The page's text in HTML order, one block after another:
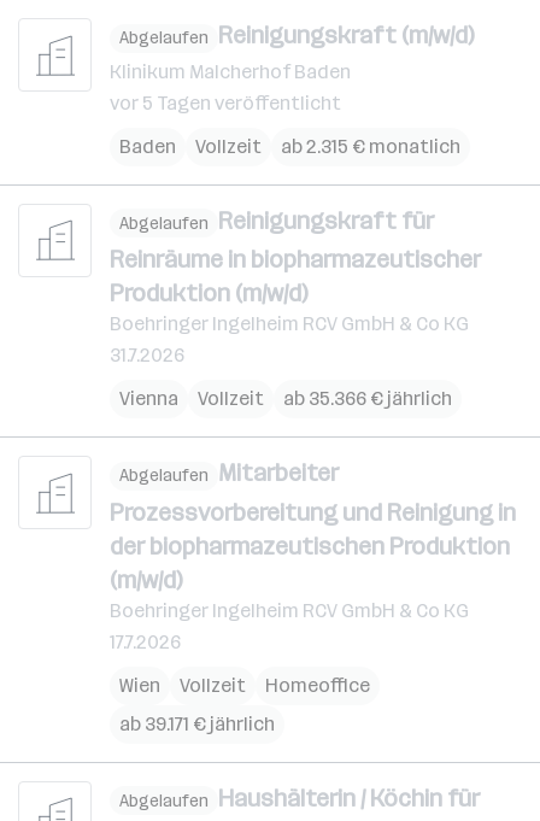
Abgelaufen Reinigungskraft (m/w/d)
Klinikum Malcherhof Baden
vor 5 Tagen veröffentlicht
Baden
Vollzeit ab 2.315 € monatlich
Abgelaufen Reinigungskraft für
Reinräume in biopharmazeutischer
Produktion (m/w/d)
Boehringer Ingelheim RCV GmbH & Co KG
31.7.2026
Vienna
Vollzeit ab 35.366 € jährlich
Abgelaufen Mitarbeiter
Prozessvorbereitung und Reinigung in
der biopharmazeutischen Produktion
(m/w/d)
Boehringer Ingelheim RCV GmbH & Co KG
17.7.2026
Wien
Vollzeit
Homeoffice
ab 39.171 € jährlich
Abgelaufen Haushälterin / Köchin für